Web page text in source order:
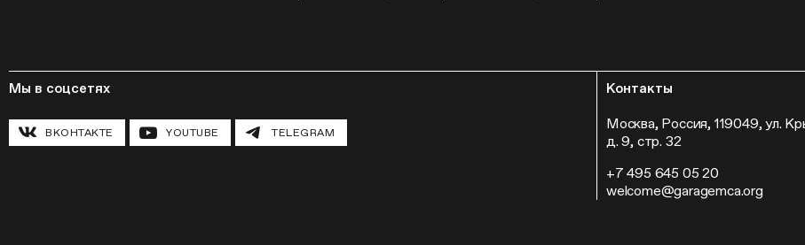
Мы в соцсетях
ВКОНТАКТЕ YOUTUBE TELEGRAM
Контакты
Москва, Россия, 119049, ул.
д. 9, стр. 32
+7 495 645 05 20
welcome@garagemca.org